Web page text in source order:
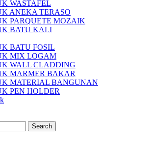
WASTAFEL
ANEKA TERASO
PARQUETE MOZAIK
BATU KALI
BATU FOSIL
MIX LOGAM
WALL CLADDING
MARMER BAKAR
MATERIAL BANGUNAN
PEN HOLDER
Search